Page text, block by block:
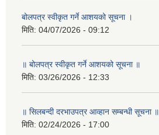
बोलपत्र स्वीकृत गर्ने आशयको सूचना ।
मिति: 04/07/2026 - 09:12
॥ बोलपत्र स्वीकृत गर्ने आशयको सूचना ॥
मिति: 03/26/2026 - 12:33
॥ सिलबन्दी दरभाउपत्र आव्हान सम्बन्धी सूचना ॥
मिति: 02/24/2026 - 17:00